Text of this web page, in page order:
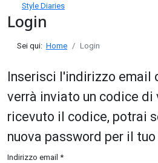
Style Diaries
Login
Sei qui: Home Login
Inserisci l'indirizzo email
verrà inviato un codice di
ricevuto il codice, potrai
nuova password per il
Indirizzo email *